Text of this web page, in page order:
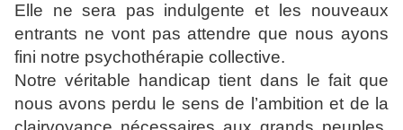
Elle ne sera pas indulgente et les nouveaux
entrants ne vont pas attendre que nous ayons
fini notre psychothérapie collective.
Notre véritable handicap tient dans le fait que
nous avons perdu le sens de l’ambition et de la